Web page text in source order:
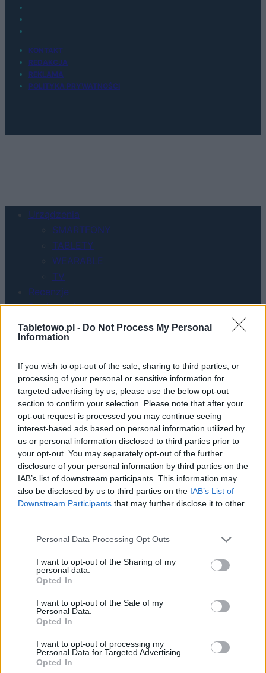
Tabletowo.pl - Do Not Process My Personal
Information
If you wish to opt-out of the sale, sharing to third parties, or
processing of your personal or sensitive information for
targeted advertising by us, please use the below opt-out
section to confirm your selection. Please note that after your
opt-out request is processed you may continue seeing
interest-based ads based on personal information utilized by
us or personal information disclosed to third parties prior to
your opt-out. You may separately opt-out of the further
disclosure of your personal information by third parties on the
IAB’s list of downstream participants. This information may
also be disclosed by us to third parties on the IAB’s List of
Downstream Participants that may further disclose it to other
Please note that this website/app uses one or more Google
not limited to your visit or usage behaviour. You may click to
grant or deny consent to Google and its third-party tags to
use your data for below specified purposes in below Google
consent section.
Personal Data Processing Opt Outs
I want to opt-out of the Sharing of my
personal data.
Opted In
I want to opt-out of the Sale of my
Personal Data.
Opted In
I want to opt-out of processing my
Personal Data for Targeted Advertising.
Opted In
KONTAKT
REDAKCJA
REKLAMA
POLITYKA PRYWATNOŚCI
Urządzenia
SMARTFONY
TABLETY
WEARABLE
TV
Recenzje
Porównania
Co kupić
Porady
FinTech
Hardware PC
Moto
Gaming
AI
Redakcja
Reklama
Kontakt
Urządzenia
SMARTFONY
TABLETY